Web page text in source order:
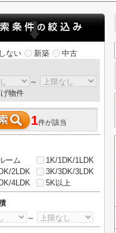
ない 新築
中古
～
物件
1件が該当
ーム
1K/1DK/1LDK
2LDK
3K/3DK/3LDK
4LDK
5K以上
～